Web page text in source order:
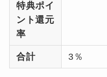
特典ポイ
ント還元
率
合計 3％